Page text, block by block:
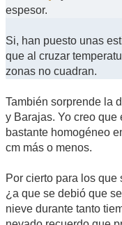
espesor.
Si, han puesto unas
que al cruzar
zonas no cuadran.
También sorprende la
y Barajas. Yo creo
bastante homogéneo
cm más o menos.
Por cierto para los
¿a que se debió que
nieve durante tanto